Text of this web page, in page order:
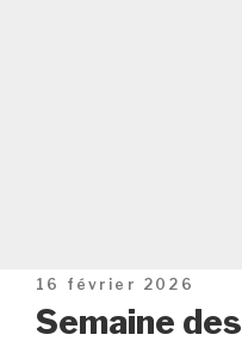
Publié
le
16 février 2026
Semaine